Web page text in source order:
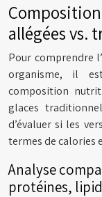
allégées vs.
Pour comprendre
organisme, il
composition
glaces
d’évaluer si les
termes de calories
Analyse
protéines,